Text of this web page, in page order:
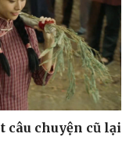
câu chuyện cũ lại